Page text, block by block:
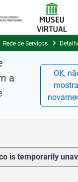
Rede de Serviços
a
OK,
is temporarily